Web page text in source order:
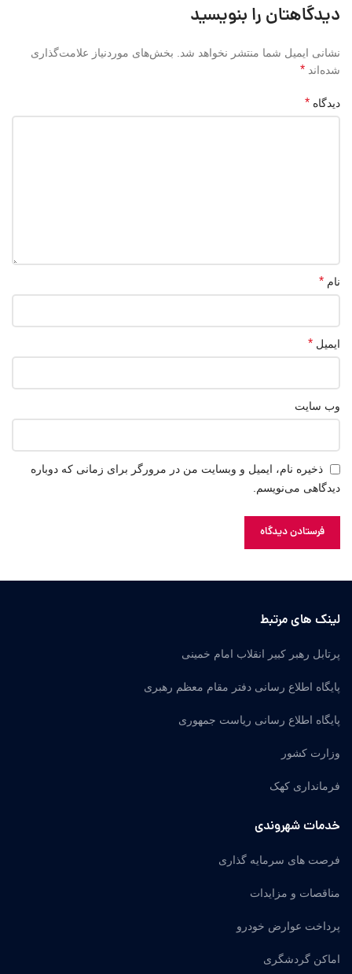
دیدگاهتان را بنویسید
نشانی ایمیل شما منتشر نخواهد شد.
بخش‌های موردنیاز علامت‌گذاری
شده‌اند *
دیدگاه *
نام *
ایمیل *
وب‌ سایت
ذخیره نام، ایمیل و وبسایت من در مرورگر برای زمانی که دوباره
دیدگاهی می‌نویسم.
لینک های مرتبط
پرتابل رهبر کبیر انقلاب امام خمینی
پایگاه اطلاع رسانی دفتر مقام معظم رهبری
پایگاه اطلاع رسانی ریاست جمهوری
وزارت کشور
فرمانداری کهک
خدمات شهروندی
فرصت های سرمایه گذاری
مناقصات و مزایدات
پرداخت عوارض خودرو
اماکن گردشگری